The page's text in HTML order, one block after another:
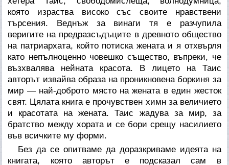
която израства високо със своите нравствени
търсения. Веднъж за винаги тя е разчупила
веригите на предразсъдъците в древното общество
на патриархата, който потиска жената и я отхвърля
като непълноценно човешко същество, въпреки, че
възхвалява нейната красота. В лицето на Таис
авторът извайва образа на проникновена боркиня за
мир — най-доброто място на жената в един жесток
свят. Цялата книга е прочувствен химн за величието
и красотата на жената. Таис жадува за мир, за
братство между хората и се бори срещу насилието
във всичките му форми.
Без да се опитваме да доразкриваме идеята на
книгата, която авторът е подсказал сам в